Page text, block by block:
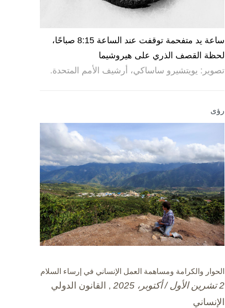
ساعة يد متفحمة توقفت عند الساعة 8:15 صباحًا،
لحظة القصف الذري على هيروشيما
تصوير: يويتشيرو ساساكي، أرشيف الأمم المتحدة.
رؤى
الحوار والكرامة ومساهمة العمل الإنساني في إرساء السلام
2 تشرين الأول / أكتوبر، 2025
, القانون الدولي
الإنساني